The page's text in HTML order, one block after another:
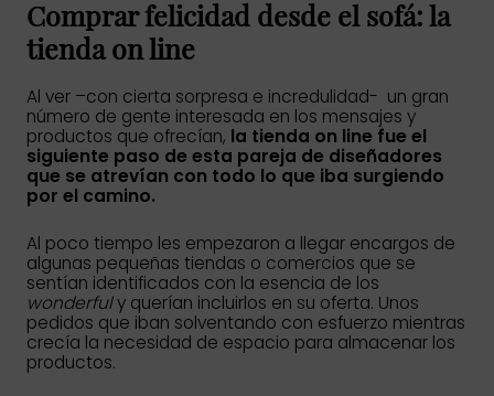
Comprar felicidad desde el sofá: la
tienda on line
Al ver –con cierta sorpresa e incredulidad- un gran
número de gente interesada en los mensajes y
productos que ofrecían, la tienda on line fue el
siguiente paso de esta pareja de diseñadores
que se atrevían con todo lo que iba surgiendo
por el camino.
Al poco tiempo les empezaron a llegar encargos de
algunas pequeñas tiendas o comercios que se
sentían identificados con la esencia de los
wonderfuly querían incluirlos en su oferta. Unos
pedidos que iban solventando con esfuerzo mientras
crecía la necesidad de espacio para almacenar los
productos.